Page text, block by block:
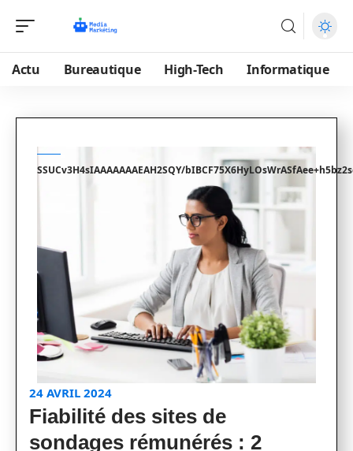
Actu Bureautique High-Tech Informatique
SSUCv3H4sIAAAAAAAEAH2SQY/
24 AVRIL 2024
Fiabilité des sites de
sondages rémunérés : 2